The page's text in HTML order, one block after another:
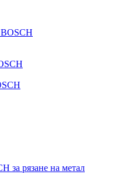
за рязане на метал